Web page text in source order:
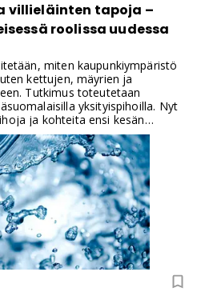
villieläinten tapoja –
roolissa uudessa
miten kaupunkiympäristö
kettujen, mäyrien ja
Tutkimus toteutetaan
yksityispihoilla. Nyt
ja kohteita ensi kesän
pihoilla vierailevia eläinlajeja ja